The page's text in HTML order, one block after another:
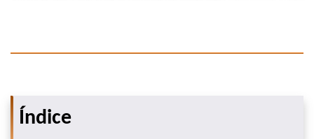
Índice